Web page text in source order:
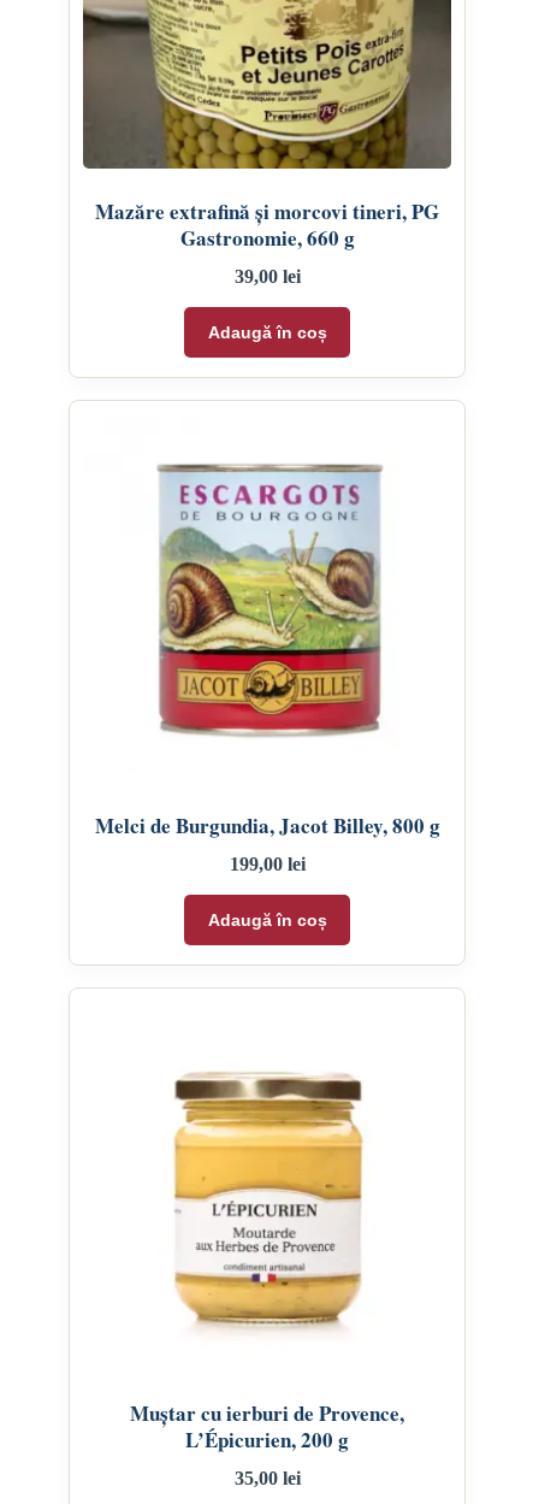
Mazăre extrafină și morcovi tineri, PG
Gastronomie, 660 g
39,00 lei
Adaugă în coș
Melci de Burgundia, Jacot Billey, 800 g
199,00 lei
Adaugă în coș
Muștar cu ierburi de Provence,
L’Épicurien, 200 g
35,00 lei